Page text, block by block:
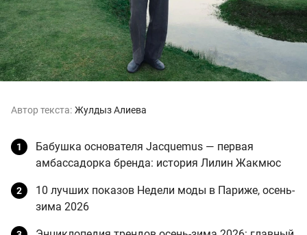
Автор текста: Жулдыз Алиева
Бабушка основателя Jacquemus — первая
амбассадорка бренда: история Лилин Жакмюс
10 лучших показов Недели моды в Париже, осень-
зима 2026